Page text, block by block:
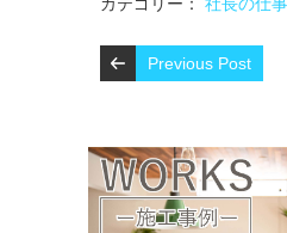
Previous Post